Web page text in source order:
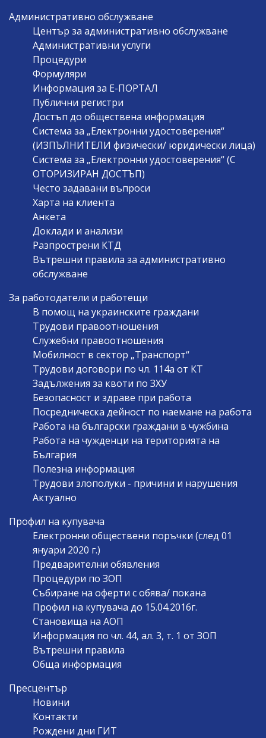
Административно обслужване
Център за административно обслужване
Административни услуги
Процедури
Формуляри
Информация за Е-ПОРТАЛ
Публични регистри
Достъп до обществена информация
Система за „Електронни удостоверения“
(ИЗПЪЛНИТЕЛИ физически/ юридически лица)
Система за „Електронни удостоверения“ (С
ОТОРИЗИРАН ДОСТЪП)
Често задавани въпроси
Харта на клиента
Анкета
Доклади и анализи
Разпрострени КТД
Вътрешни правила за административно
обслужване
За работодатели и работещи
В помощ на украинските граждани
Трудови правоотношения
Служебни правоотношения
Мобилност в сектор „Транспорт“
Трудови договори по чл. 114а от КТ
Задължения за квоти по ЗХУ
Безопасност и здраве при работа
Посредническа дейност по наемане на работа
Работа на български граждани в чужбина
Работа на чужденци на територията на
България
Полезна информация
Трудови злополуки - причини и нарушения
Актуално
Профил на купувача
Електронни обществени поръчки (след 01
януари 2020 г.)
Предварителни обявления
Процедури по ЗОП
Събиране на оферти с обява/ покана
Профил на купувача до 15.04.2016г.
Становища на АОП
Информация по чл. 44, ал. 3, т. 1 от ЗОП
Вътрешни правила
Обща информация
Пресцентър
Новини
Контакти
Рождени дни ГИТ